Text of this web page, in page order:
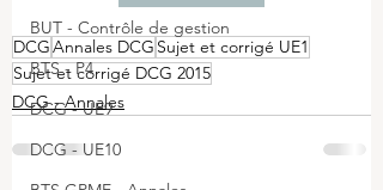
BUT - Contrôle de gestion
BTS - P4
DCG - UE9
DCG - UE10
DCGAnnales DCG Sujet et corrigé UE1
Sujet et corrigé DCG 2015
DCG - Annales